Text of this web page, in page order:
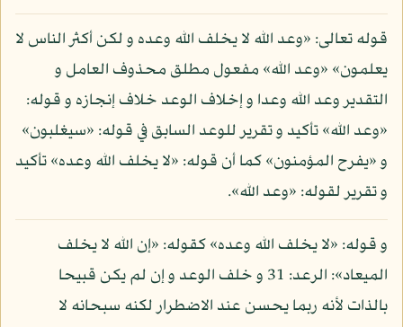
قوله تعالى: «وعد الله لا يخلف الله وعده و لكن أكثر الناس لا
يعلمون» «وعد الله» مفعول مطلق محذوف العامل و
التقدير وعد الله وعدا و إخلاف الوعد خلاف إنجازه و قوله:
«وعد الله» تأكيد و تقرير للوعد السابق في قوله: «سيغلبون»
و «يفرح المؤمنون» كما أن قوله: «لا يخلف الله وعده» تأكيد
و تقرير لقوله: «وعد الله».
و قوله: «لا يخلف الله وعده» كقوله: «إن الله لا يخلف
الميعاد»: الرعد: 31 و خلف الوعد و إن لم يكن قبيحا
بالذات لأنه ربما يحسن عند الاضطرار لكنه سبحانه لا